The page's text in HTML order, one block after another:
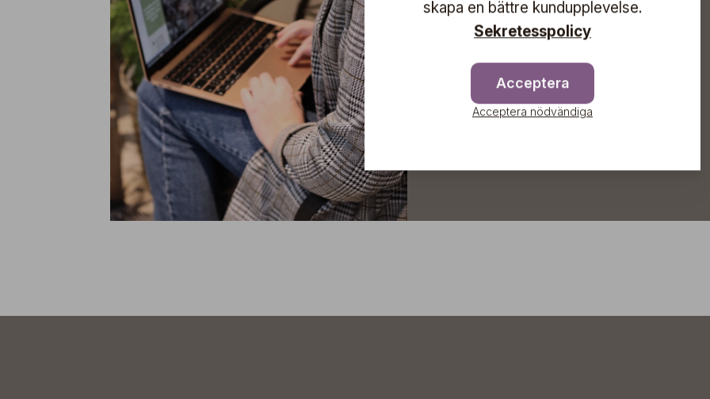
direkt till din inkorg!
Prenumerera
skapa en bättre kundupplevelse.
Sekretesspolicy
Acceptera
Acceptera nödvändiga